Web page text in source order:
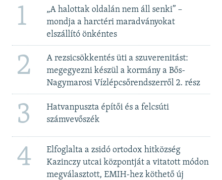
1
„A halottak oldalán nem áll senki” –
mondja a harctéri maradványokat
elszállító önkéntes
2
A rezsicsökkentés üti a szuverenitást:
megegyezni készül a kormány a Bős-
Nagymarosi Vízlépcsőrendszerről 2. rész
3
Hatvanpuszta építői és a felcsúti
számvevőszék
4
Elfoglalta a zsidó ortodox hitközség
Kazinczy utcai központját a vitatott módon
megválasztott, EMIH-hez köthető új